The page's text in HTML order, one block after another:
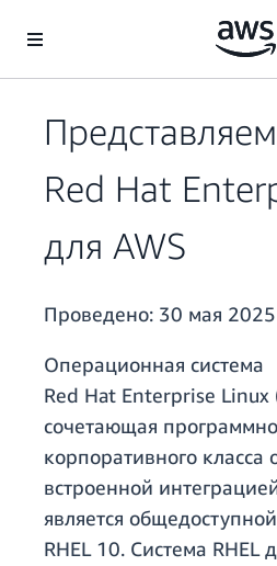
Перейти к главному контенту
Представляем
Red Hat
для AWS
Проведено: 30 мая 2025
Операционная система
Red Hat Enterprise Linux
сочетающая
корпоративного класса
встроенной
является
RHEL 10. Система RHEL